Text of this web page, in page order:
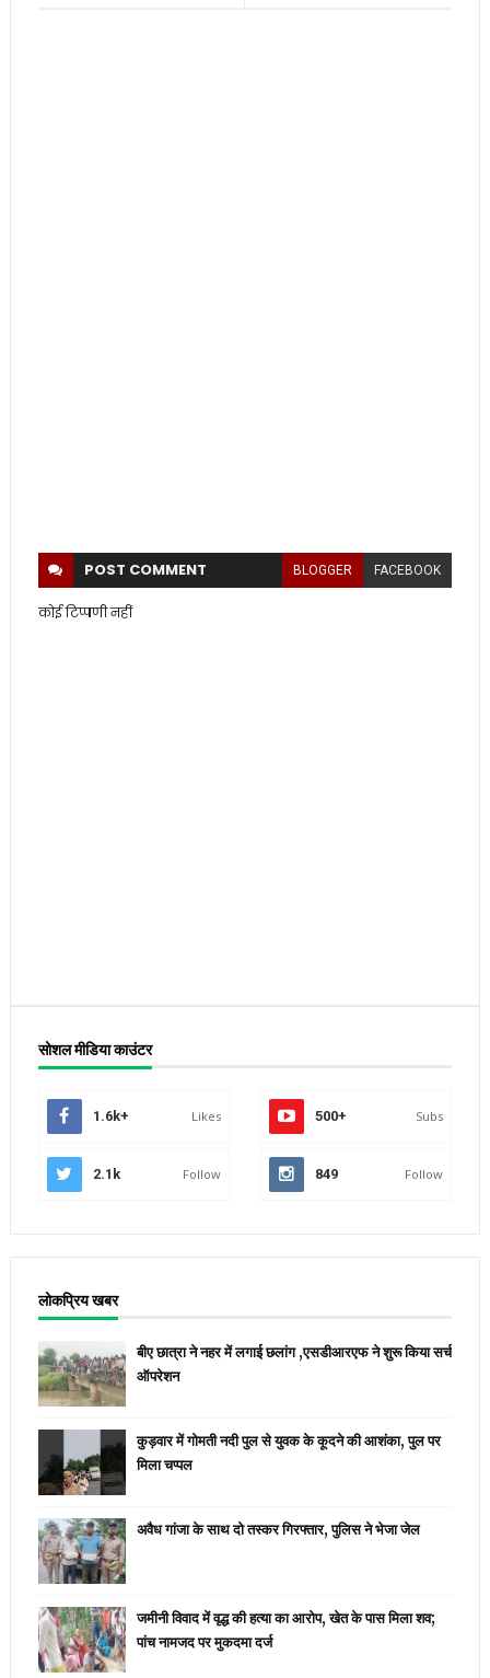
POST COMMENT BLOGGER FACEBOOK
कोई टिप्पणी नहीं
सोशल मीडिया काउंटर
1.6k+ Likes 500+ Subs
2.1k Follow 849 Follow
लोकप्रिय खबर
बीए छात्रा ने नहर में लगाई छलांग ,एसडीआरएफ ने शुरू किया सर्च
ऑपरेशन
कुड़वार में गोमती नदी पुल से युवक के कूदने की आशंका, पुल पर
मिला चप्पल
अवैध गांजा के साथ दो तस्कर गिरफ्तार, पुलिस ने भेजा जेल
जमीनी विवाद में वृद्ध की हत्या का आरोप, खेत के पास मिला शव;
पांच नामजद पर मुकदमा दर्ज